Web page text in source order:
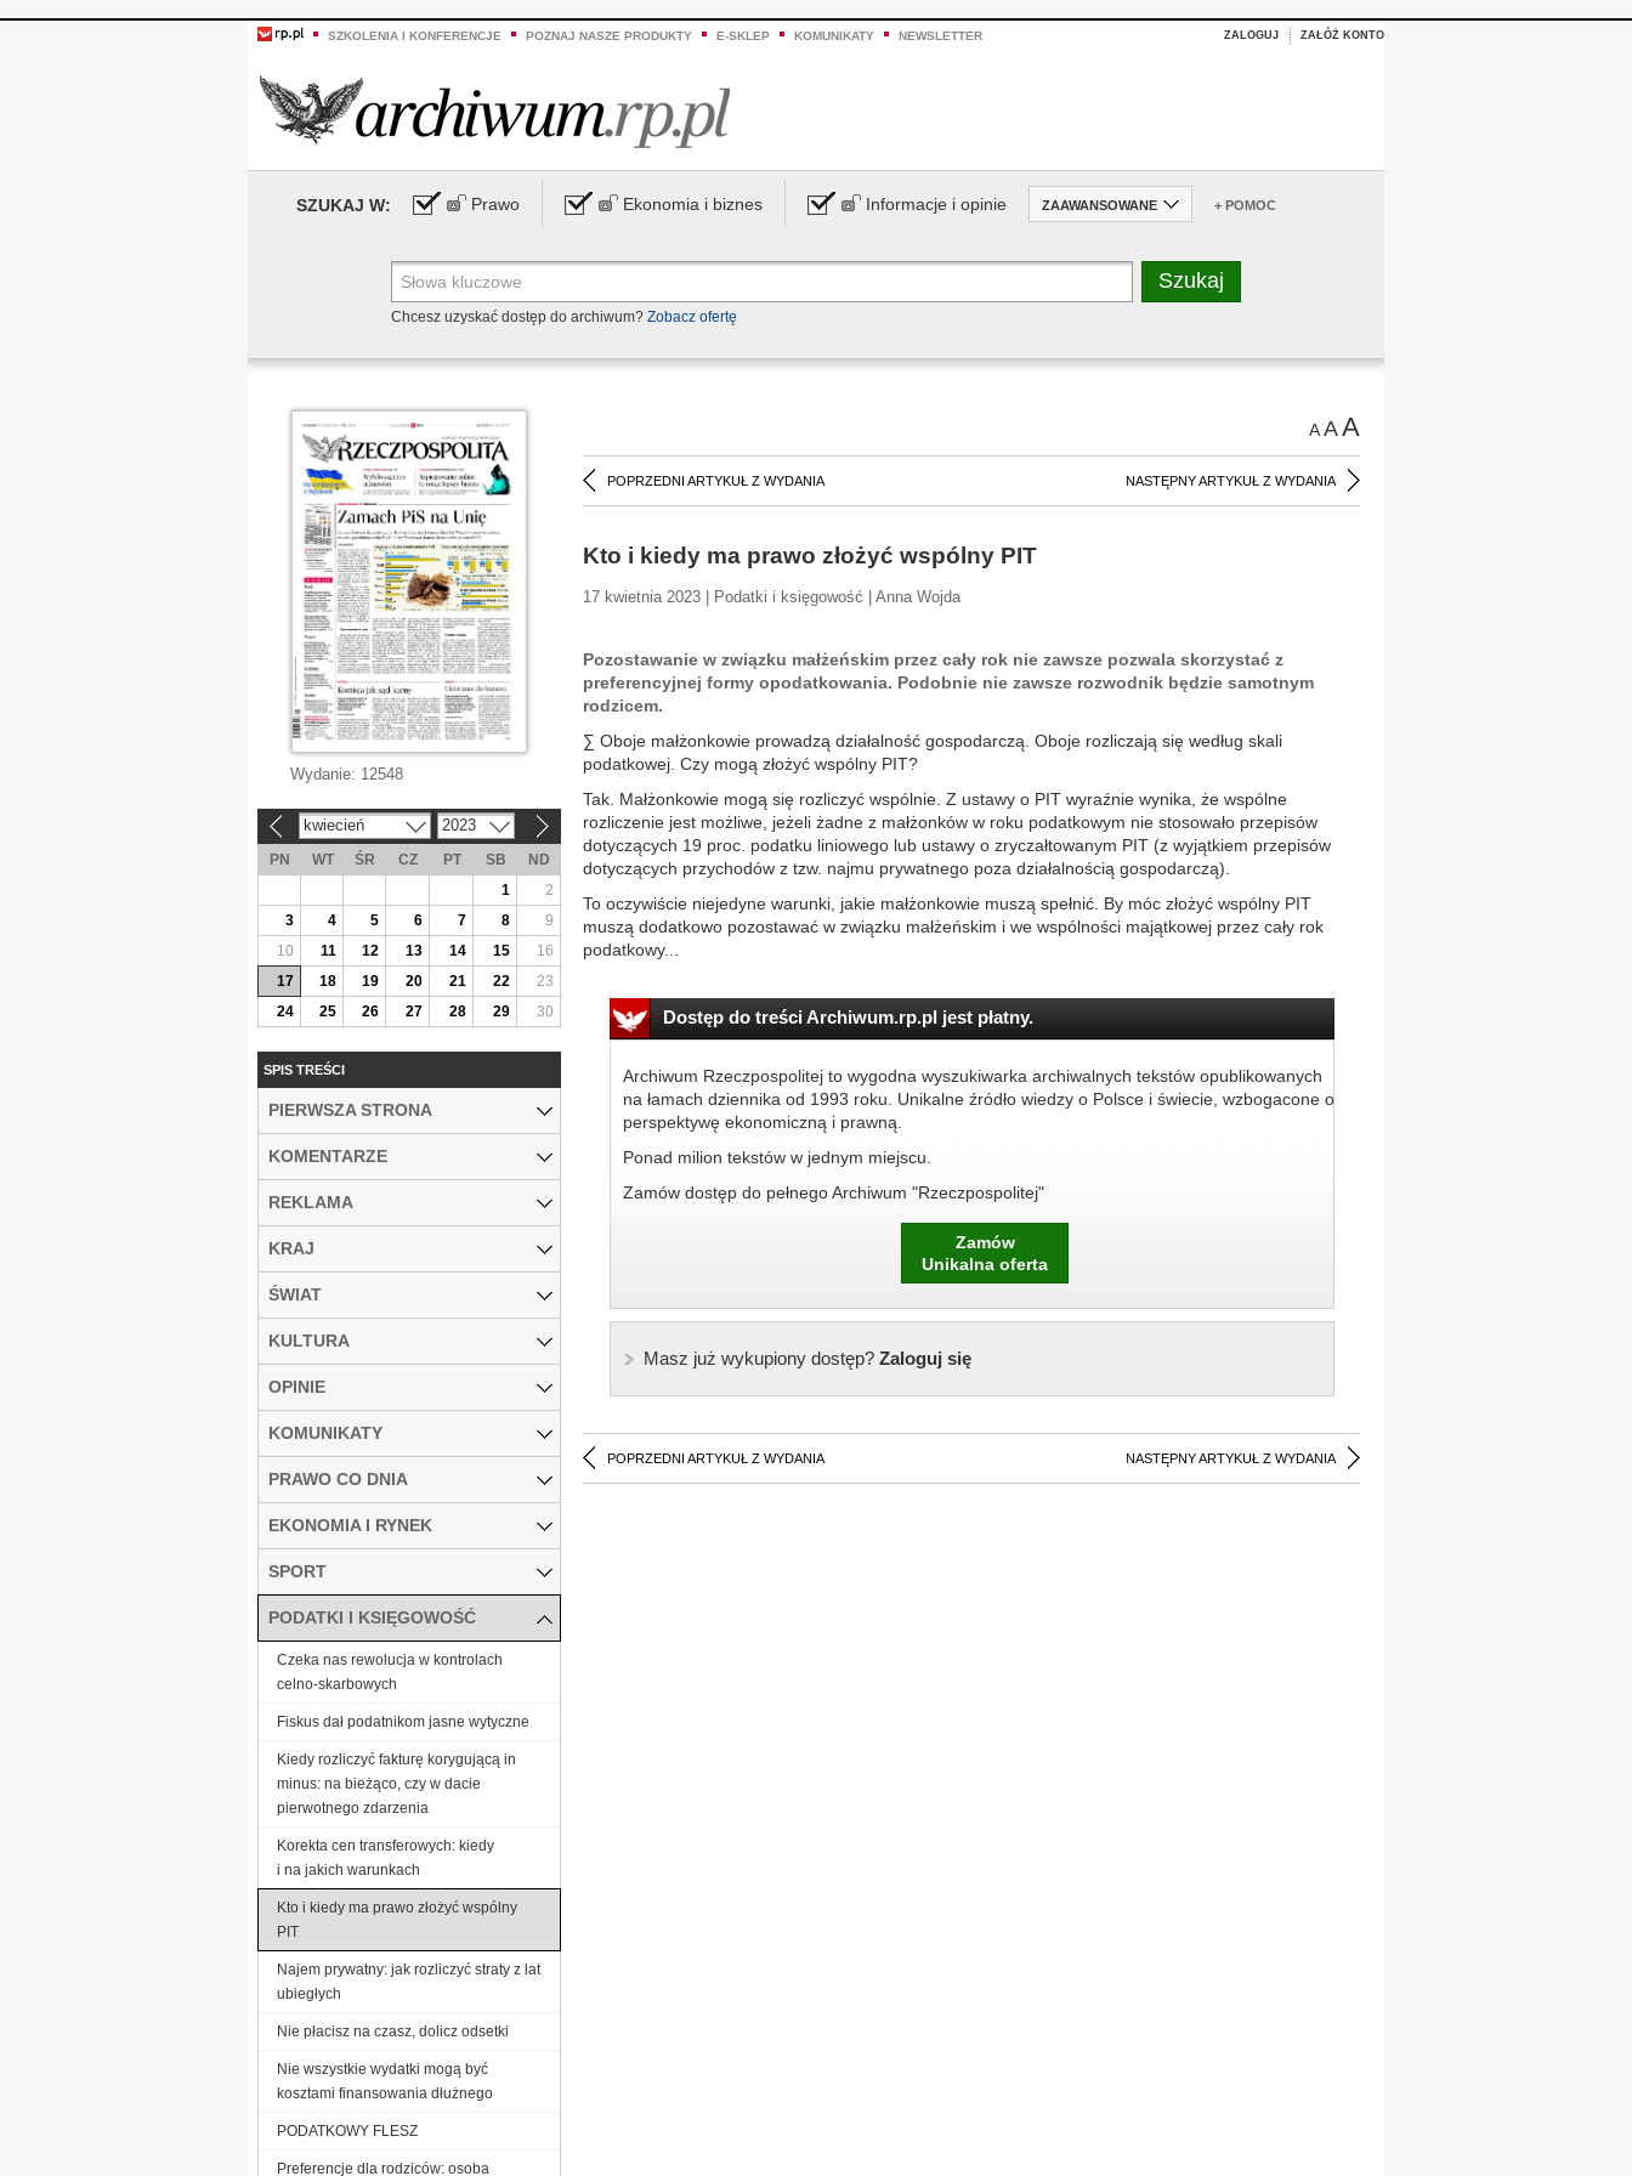
SZKOLENIA I KONFERENCJE POZNAJ NASZE PRODUKTY E-SKLEP KOMUNIKATY NEWSLETTER ZALOGUJ ZAŁÓŻ KONTO
SZUKAJ W: Prawo Ekonomia i biznes Informacje i opinie ZAAWANSOWANE + POMOC
Chcesz uzyskać dostęp do archiwum? Zobacz ofertę
AAA
POPRZEDNI ARTYKUŁ Z WYDANIA NASTĘPNY ARTYKUŁ Z WYDANIA
Kto i kiedy ma prawo złożyć wspólny PIT
17 kwietnia 2023 | Podatki i księgowość | Anna Wojda
Pozostawanie w związku małżeńskim przez cały rok nie zawsze pozwala skorzystać z
preferencyjnej formy opodatkowania. Podobnie nie zawsze rozwodnik będzie samotnym
rodzicem.
∑ Oboje małżonkowie prowadzą działalność gospodarczą. Oboje rozliczają się według skali
podatkowej. Czy mogą złożyć wspólny PIT?
Tak. Małżonkowie mogą się rozliczyć wspólnie. Z ustawy o PIT wyraźnie wynika, że wspólne
rozliczenie jest możliwe, jeżeli żadne z małżonków w roku podatkowym nie stosowało przepisów
dotyczących 19 proc. podatku liniowego lub ustawy o zryczałtowanym PIT (z wyjątkiem przepisów
dotyczących przychodów z tzw. najmu prywatnego poza działalnością gospodarczą).
To oczywiście niejedyne warunki, jakie małżonkowie muszą spełnić. By móc złożyć wspólny PIT
muszą dodatkowo pozostawać w związku małżeńskim i we wspólności majątkowej przez cały rok
podatkowy...
Dostęp do treści Archiwum.rp.pl jest płatny.
Archiwum Rzeczpospolitej to wygodna wyszukiwarka archiwalnych tekstów opublikowanych
na łamach dziennika od 1993 roku. Unikalne źródło wiedzy o Polsce i świecie, wzbogacone o
perspektywę ekonomiczną i prawną.
Ponad milion tekstów w jednym miejscu.
Zamów dostęp do pełnego Archiwum "Rzeczpospolitej"
Zamów
Unikalna oferta
Masz już wykupiony dostęp?Zaloguj się
POPRZEDNI ARTYKUŁ Z WYDANIA NASTĘPNY ARTYKUŁ Z WYDANIA
Wydanie: 12548
kwiecień 2023
PN WT ŚR CZ PT SB
ND
1
2
3
4 5 6 7 8
9
10
11 12 13 14 15
16
17
18 19 20 21 22
23
24
25 26 27 28 29 30
SPIS TREŚCI
PIERWSZA STRONA
KOMENTARZE
REKLAMA
KRAJ
ŚWIAT
KULTURA
OPINIE
KOMUNIKATY
PRAWO CO DNIA
EKONOMIA I RYNEK
SPORT
PODATKI I KSIĘGOWOŚĆ
Czeka nas rewolucja w kontrolach
celno-skarbowych
Fiskus dał podatnikom jasne wytyczne
Kiedy rozliczyć fakturę korygującą in
minus: na bieżąco, czy w dacie
pierwotnego zdarzenia
Korekta cen transferowych: kiedy
i na jakich warunkach
Kto i kiedy ma prawo złożyć wspólny
PIT
Najem prywatny: jak rozliczyć straty z lat
ubiegłych
Nie płacisz na czasz, dolicz odsetki
Nie wszystkie wydatki mogą być
kosztami finansowania dłużnego
PODATKOWY FLESZ
Preferencje dla rodziców: osoba